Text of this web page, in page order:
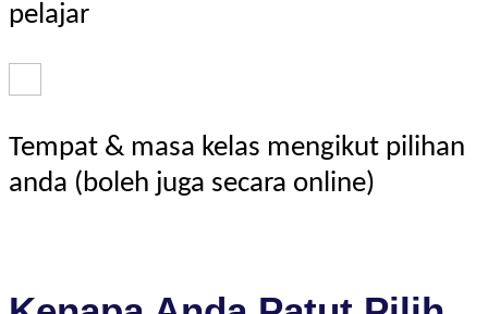
pelajar
Tempat & masa kelas mengikut pilihan
anda (boleh juga secara online)